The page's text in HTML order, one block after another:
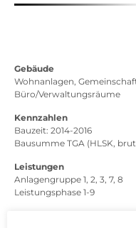
Gebäude
Wohnanlagen,
Büro/Verwaltungsräume
Kennzahlen
Bauzeit: 2014-2016
Bausumme TGA (HLSK,
Leistungen
Anlagengruppe 1, 2, 3, 7, 8
Leistungsphase 1-9